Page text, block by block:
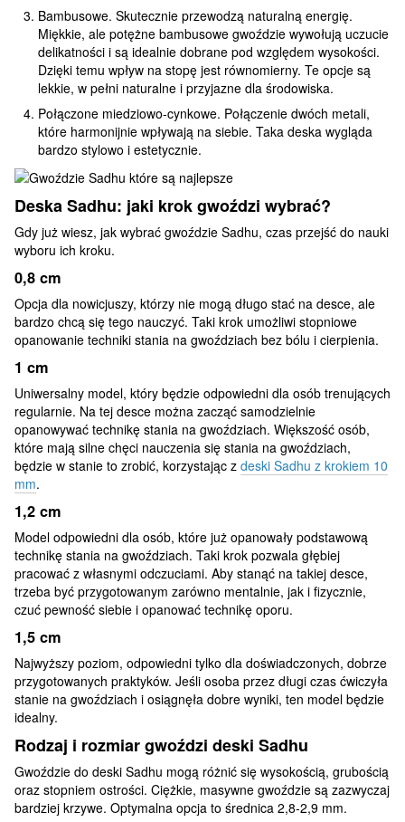
Bambusowe. Skutecznie przewodzą naturalną energię.
Miękkie, ale potężne bambusowe gwoździe wywołują uczucie
delikatności i są idealnie dobrane pod względem wysokości.
Dzięki temu wpływ na stopę jest równomierny. Te opcje są
lekkie, w pełni naturalne i przyjazne dla środowiska.
Połączone miedziowo-cynkowe. Połączenie dwóch metali,
które harmonijnie wpływają na siebie. Taka deska wygląda
bardzo stylowo i estetycznie.
Deska Sadhu: jaki krok gwoździ wybrać?
Gdy już wiesz, jak wybrać gwoździe Sadhu, czas przejść do nauki
wyboru ich kroku.
0,8 cm
Opcja dla nowicjuszy, którzy nie mogą długo stać na desce, ale
bardzo chcą się tego nauczyć. Taki krok umożliwi stopniowe
opanowanie techniki stania na gwoździach bez bólu i cierpienia.
1 cm
Uniwersalny model, który będzie odpowiedni dla osób trenujących
regularnie. Na tej desce można zacząć samodzielnie
opanowywać technikę stania na gwoździach. Większość osób,
które mają silne chęci nauczenia się stania na gwoździach,
będzie w stanie to zrobić, korzystając z deski Sadhu z krokiem 10
mm.
1,2 cm
Model odpowiedni dla osób, które już opanowały podstawową
technikę stania na gwoździach. Taki krok pozwala głębiej
pracować z własnymi odczuciami. Aby stanąć na takiej desce,
trzeba być przygotowanym zarówno mentalnie, jak i fizycznie,
czuć pewność siebie i opanować technikę oporu.
1,5 cm
Najwyższy poziom, odpowiedni tylko dla doświadczonych, dobrze
przygotowanych praktyków. Jeśli osoba przez długi czas ćwiczyła
stanie na gwoździach i osiągnęła dobre wyniki, ten model będzie
idealny.
Rodzaj i rozmiar gwoździ deski Sadhu
Gwoździe do deski Sadhu mogą różnić się wysokością, grubością
oraz stopniem ostrości. Ciężkie, masywne gwoździe są zazwyczaj
bardziej krzywe. Optymalna opcja to średnica 2,8-2,9 mm.